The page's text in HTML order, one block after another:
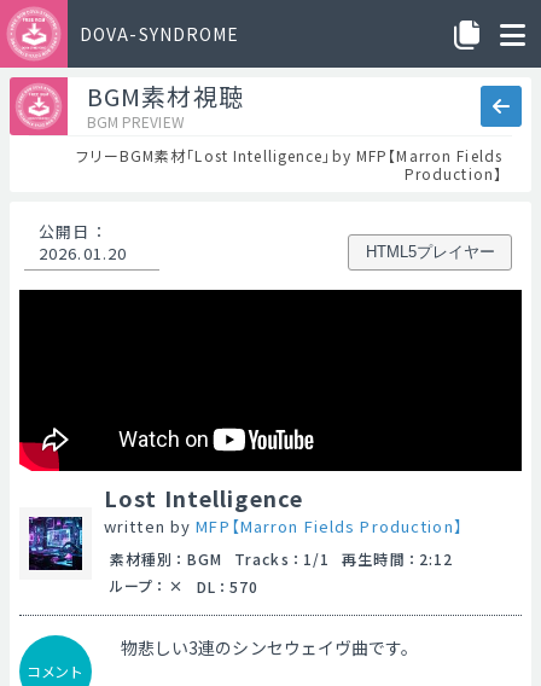
DOVA-SYNDROME
BGM素材視聴
BGM PREVIEW
フリーBGM素材「Lost Intelligence」by MFP【Marron Fields
Production】
公開日 ：
2026.01.20
HTML5プレイヤー
Lost Intelligence
written byMFP【Marron Fields Production】
素材種別 ： BGM Tracks ： 1/1 再生時間 ： 2:12
ループ ： DL ： 570
コメント
物悲しい3連のシンセウェイヴ曲です。